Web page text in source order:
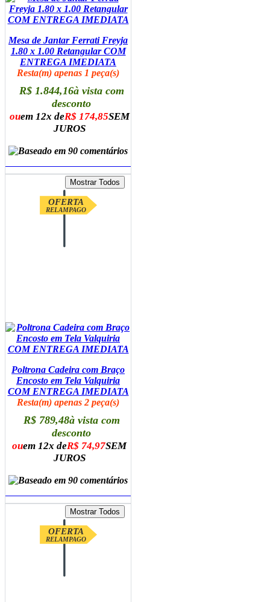
Mesa de Jantar Ferrati Freyja
1.80 x 1.00 Retangular COM
ENTREGA IMEDIATA
Resta(m) apenas 1 peça(s)
R$ 1.844,16à vista com
desconto
ouem 12x deR$ 174,85SEM
JUROS
OFERTA
RELAMPAGO
Poltrona Cadeira com Braço
Encosto em Tela Valquiria
COM ENTREGA IMEDIATA
Resta(m) apenas 2 peça(s)
R$ 789,48à vista com
desconto
ouem 12x deR$ 74,97SEM
JUROS
OFERTA
RELAMPAGO